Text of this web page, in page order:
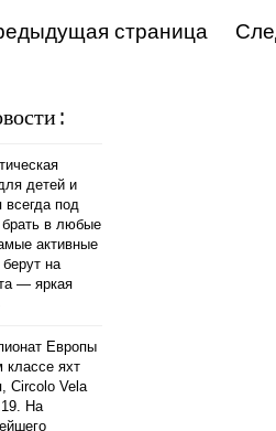
страница
:
детей и
всегда под
в любые
активные
на
— яркая
Европы
яхт
Circolo Vela
На